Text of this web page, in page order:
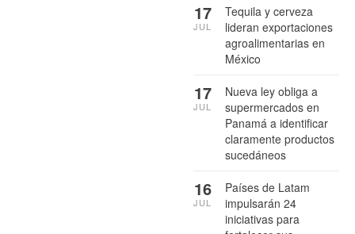
Tequila y cerveza
lideran exportaciones
agroalimentarias en
México
17
JUL
Nueva ley obliga a
supermercados en
Panamá a identificar
claramente productos
sucedáneos
17
JUL
Países de Latam
impulsarán 24
iniciativas para
16
JUL